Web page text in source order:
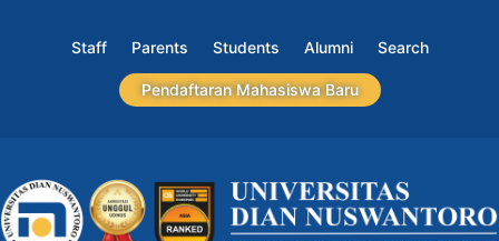
Staff Parents Students Alumni Search
Pendaftaran Mahasiswa Baru